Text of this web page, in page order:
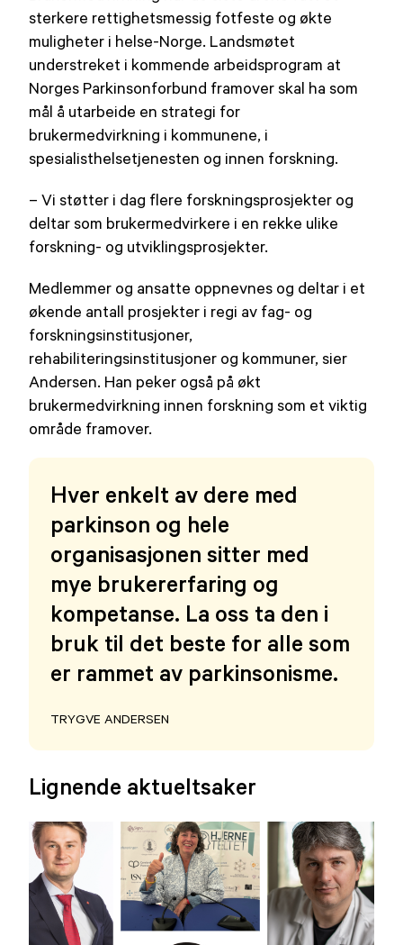
sterkere rettighetsmessig fotfeste og økte
muligheter i helse-Norge. Landsmøtet
understreket i kommende arbeidsprogram at
Norges Parkinsonforbund framover skal ha som
mål å utarbeide en strategi for
brukermedvirkning i kommunene, i
spesialisthelsetjenesten og innen forskning.
– Vi støtter i dag flere forskningsprosjekter og
deltar som brukermedvirkere i en rekke ulike
forskning- og utviklingsprosjekter.
Medlemmer og ansatte oppnevnes og deltar i et
økende antall prosjekter i regi av fag- og
forskningsinstitusjoner,
rehabiliteringsinstitusjoner og kommuner, sier
Andersen. Han peker også på økt
brukermedvirkning innen forskning som et viktig
område framover.
Hver enkelt av dere med
parkinson og hele
organisasjonen sitter med
mye brukererfaring og
kompetanse. La oss ta den i
bruk til det beste for alle som
er rammet av parkinsonisme.
TRYGVE ANDERSEN
Lignende aktueltsaker